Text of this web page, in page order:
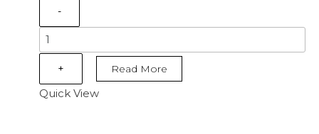
-
B1223
-
Code
Shoe
+ Read More
Quick View